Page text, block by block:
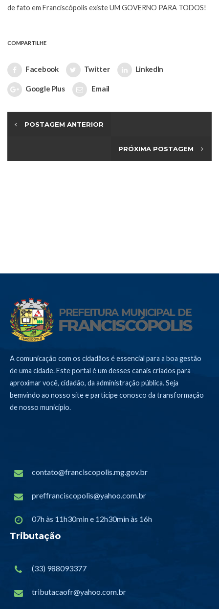
de fato em Franciscópolis existe UM GOVERNO PARA TODOS!
COMPARTILHE
Facebook Twitter LinkedIn
Google Plus Email
POSTAGEM ANTERIOR
PRÓXIMA POSTAGEM
A comunicação com os cidadãos é essencial para a boa gestão
de uma cidade. Este portal é um desses canais criados para
aproximar você, cidadão, da administração pública. Seja
bemvindo ao nosso site e participe conosco da transformação
de nosso município.
contato@franciscopolis.mg.gov.br
preffranciscopolis@yahoo.com.br
07h às 11h30min e 12h30min às 16h
Tributação
(33) 988093377
tributacaofr@yahoo.com.br